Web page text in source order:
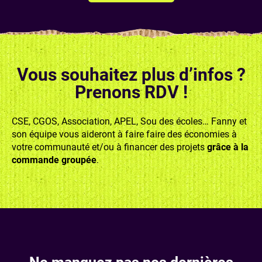
Vous souhaitez plus d’infos ?
Prenons RDV !
CSE, CGOS, Association, APEL, Sou des écoles… Fanny et
son équipe vous aideront à faire faire des économies à
votre communauté et/ou à financer des projetsgrâce à la
commande groupée.